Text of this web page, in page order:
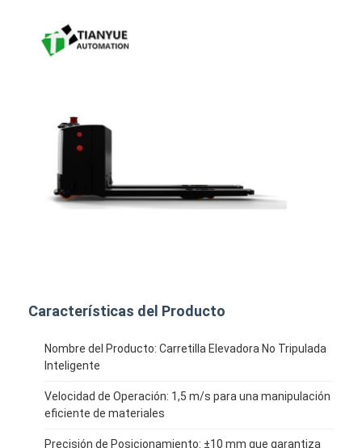
Vehículo guiado automáticamente por AGV
Robot móvil autónomo de respuesta antimicrobiana
Chasis exterior de cuatro ruedas UGV controlado por
Acción de ensamblaje del volante del AGV
Mecanismo de elevación de AGV de almacenamiento
Equipo automatizado no estándar
Características del Producto
Nombre del Producto: Carretilla Elevadora No Tripulada
Inteligente
Velocidad de Operación: 1,5 m/s para una manipulación
eficiente de materiales
Precisión de Posicionamiento: ±10 mm que garantiza